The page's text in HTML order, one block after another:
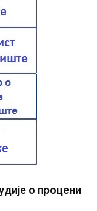
о процени